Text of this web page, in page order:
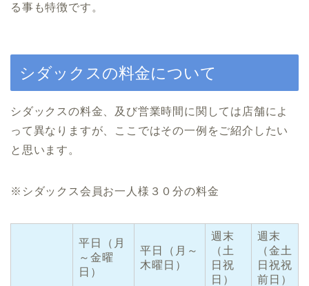
る事も特徴です。
シダックスの料金について
シダックスの料金、及び営業時間に関しては店舗によ
って異なりますが、ここではその一例をご紹介したい
と思います。
※シダックス会員お一人様３０分の料金
平日（月
～金曜
日）
平日（月～
木曜日）
週末
（土
日祝
日）
週末
（金土
日祝祝
前日）